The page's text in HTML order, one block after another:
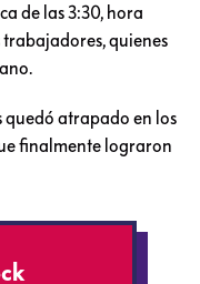
de las 3:30, hora
quienes
quedó atrapado en los
finalmente lograron